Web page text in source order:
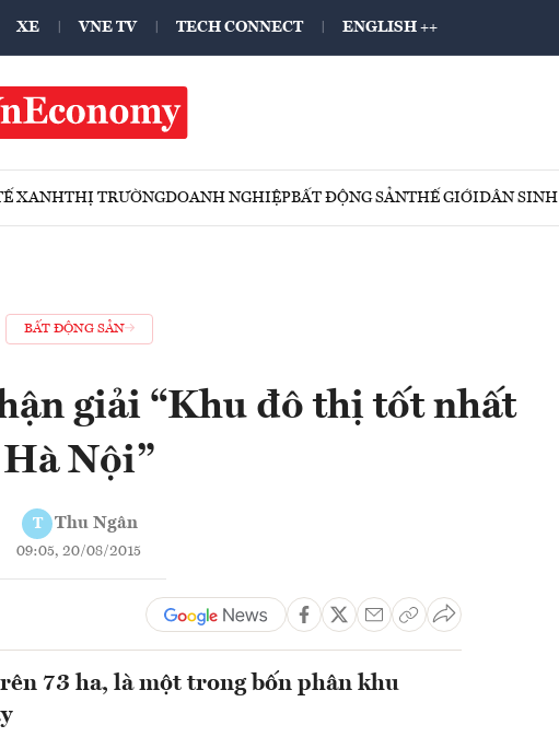
XE VNE TV TECH CONNECT ENGLISH ++
XANHTHỊ TRƯỜNGDOANH NGHIỆPBẤT ĐỘNG SẢNTHẾ GIỚIDÂN SINH
BẤT ĐỘNG SẢN
giải “Khu đô thị tốt nhất
Hà Nội”
T Thu Ngân
09:05, 20/08/2015
73 ha, là một trong bốn phân khu